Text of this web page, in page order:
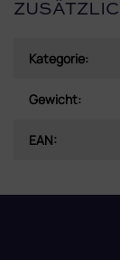
Kategorie:
Gewicht:
EAN: